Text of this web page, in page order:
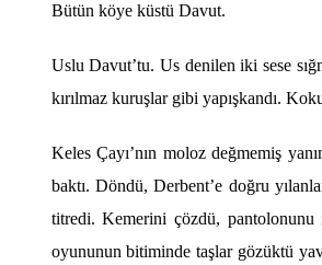
Bütün köye küstü Davut.
Uslu Davut’tu. Us denilen iki sese
kırılmaz kuruşlar gibi yapışkandı.
Keles Çayı’nın moloz değmemiş
baktı. Döndü, Derbent’e doğru
titredi. Kemerini çözdü,
oyununun bitiminde taşlar gözüktü